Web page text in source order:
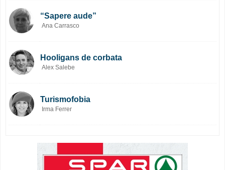
“Sapere aude”
Ana Carrasco
Hooligans de corbata
Alex Salebe
Turismofobia
Irma Ferrer